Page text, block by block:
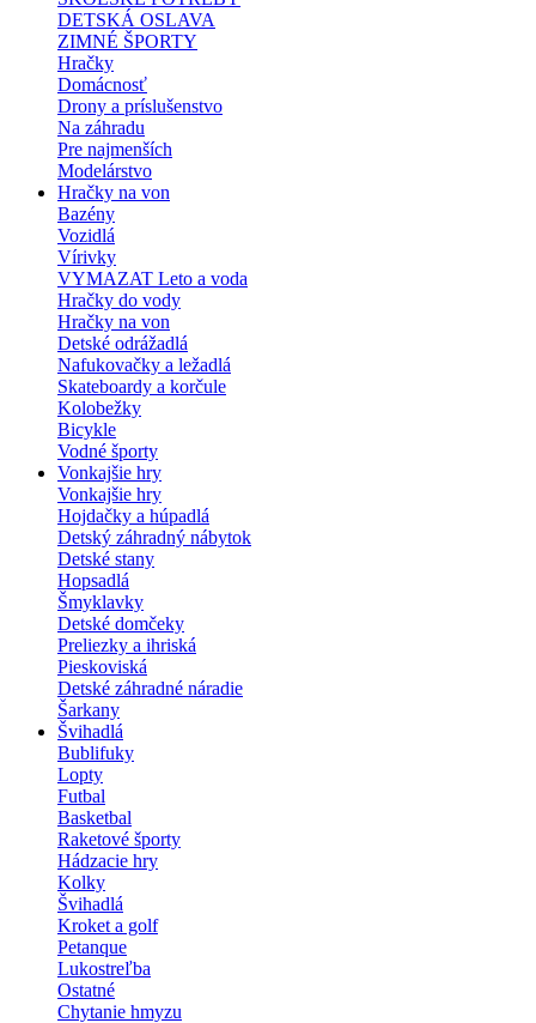
DETSKÁ OSLAVA
ZIMNÉ ŠPORTY
Hračky
Domácnosť
Drony a príslušenstvo
Na záhradu
Pre najmenších
Modelárstvo
Hračky na von
Bazény
Vozidlá
Vírivky
VYMAZAT Leto a voda
Hračky do vody
Hračky na von
Detské odrážadlá
Nafukovačky a ležadlá
Skateboardy a korčule
Kolobežky
Bicykle
Vodné športy
Vonkajšie hry
Vonkajšie hry
Hojdačky a húpadlá
Detský záhradný nábytok
Detské stany
Hopsadlá
Šmyklavky
Detské domčeky
Preliezky a ihriská
Pieskoviská
Detské záhradné náradie
Šarkany
Švihadlá
Bublifuky
Lopty
Futbal
Basketbal
Raketové športy
Hádzacie hry
Kolky
Švihadlá
Kroket a golf
Petanque
Lukostreľba
Ostatné
Chytanie hmyzu